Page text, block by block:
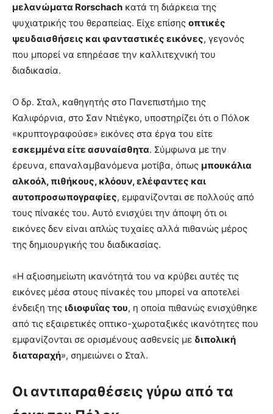
μελανώματα Rorschach κατά τη διάρκεια της
ψυχιατρικής του θεραπείας. Είχε επίσης οπτικές
ψευδαισθήσεις και φανταστικές εικόνες, γεγονός
που μπορεί να επηρέασε την καλλιτεχνική του
διαδικασία.
Ο δρ. Σταλ, καθηγητής στο Πανεπιστήμιο της
Καλιφόρνια, στο Σαν Ντιέγκο, υποστηρίζει ότι ο Πόλοκ
«κρυπτογραφούσε» εικόνες στα έργα του είτε
εσκεμμένα είτε ασυναίσθητα. Σύμφωνα με την
έρευνα, επαναλαμβανόμενα μοτίβα, όπως μπουκάλια
αλκοόλ, πιθήκους, κλόουν, ελέφαντες και
αυτοπροσωπογραφίες, εμφανίζονται σε πολλούς από
τους πίνακές του. Αυτό ενισχύει την άποψη ότι οι
εικόνες δεν είναι απλώς τυχαίες αλλά πιθανώς μέρος
της δημιουργικής του διαδικασίας.
«Η αξιοσημείωτη ικανότητά του να κρύβει αυτές τις
εικόνες μέσα στους πίνακές του μπορεί να αποτελεί
ένδειξη της ιδιοφυΐας του, η οποία πιθανώς ενισχύθηκε
από τις εξαιρετικές οπτικο-χωροταξικές ικανότητες που
εμφανίζονται σε ορισμένους ασθενείς με διπολική
διαταραχή», σημειώνει ο Σταλ.
Οι αντιπαραθέσεις γύρω από τα